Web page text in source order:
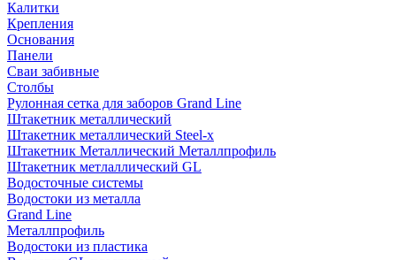
Калитки
Крепления
Основания
Панели
Сваи забивные
Столбы
Рулонная сетка для заборов Grand Line
Штакетник металлический
Штакетник металлический Steel-x
Штакетник Металлический Металлпрофиль
Штакетник метлаллический GL
Водосточные системы
Водостоки из металла
Grand Line
Металлпрофиль
Водостоки из пластика